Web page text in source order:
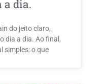
a dia.
do jeito claro,
dia a dia. Ao final,
simples: o que